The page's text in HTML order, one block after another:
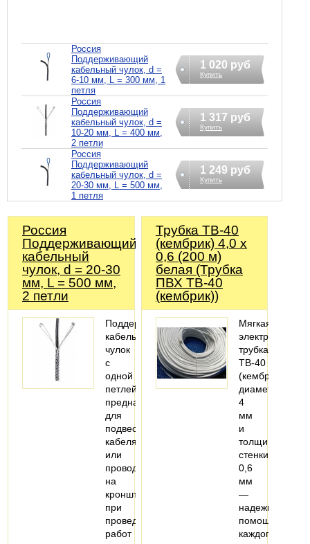
Россия
Поддерживающий
кабельный чулок, d =
6-10 мм, L = 300 мм, 1
петля
1 020 руб
Купить
Россия
Поддерживающий
кабельный чулок, d =
10-20 мм, L = 400 мм,
2 петли
1 317 руб
Купить
Россия
Поддерживающий
кабельный чулок, d =
20-30 мм, L = 500 мм,
1 петля
1 249 руб
Купить
Россия
Поддерживающий
кабельный
чулок, d = 20-30
мм, L = 500 мм,
2 петли
Поддерживающий
кабельный
чулок
с
одной
петлей
предназначен
для
подвеса
кабеля
или
провода
на
кронштейны
при
проведении
работ
Трубка ТВ-40
(кембрик) 4,0 х
0,6 (200 м)
белая (Трубка
ПВХ ТВ-40
(кембрик))
Мягкая
трубка
ТВ-40
(кембрик),
диаметром
4
мм
и
толщиной
стенки
0,6
мм
—
надежный
помощник
каждого